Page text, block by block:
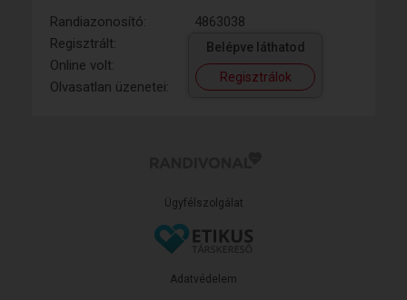
Randiazonosító:
4863038
Regisztrált:
Online volt:
Olvasatlan üzenetei:
Belépve láthatod
Regisztrálok
Ügyfélszolgálat
Adatvédelem